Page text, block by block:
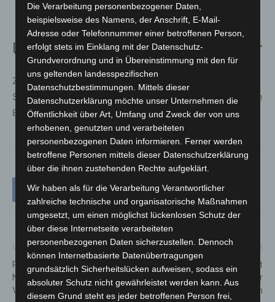
Ursache und Schaden noch unklar
Zur Brandursache und zur Höhe des entstandenen
Sachschadens machte die Feuerwehr keine Angaben. Die
Ermittlungen liegen nun bei der Polizei.
Vorheriger Artikel
Paul-Eric Stolle erhält
Niedersächsisches
Verdienstkreuz
Nächster Artikel
Stadt Langenhagen sucht
Bürgerinnen und Bürger für
neuen Imagefilm
Die Verarbeitung personenbezogener Daten,
beispielsweise des Namens, der Anschrift, E-Mail-
Adresse oder Telefonnummer einer betroffenen Person,
erfolgt stets im Einklang mit der Datenschutz-
Grundverordnung und in Übereinstimmung mit den für
uns geltenden landesspezifischen
Datenschutzbestimmungen. Mittels dieser
Datenschutzerklärung möchte unser Unternehmen die
Öffentlichkeit über Art, Umfang und Zweck der von uns
erhobenen, genutzten und verarbeiteten
personenbezogenen Daten informieren. Ferner werden
betroffene Personen mittels dieser Datenschutzerklärung
über die ihnen zustehenden Rechte aufgeklärt.
Wir haben als für die Verarbeitung Verantwortlicher
zahlreiche technische und organisatorische Maßnahmen
umgesetzt, um einen möglichst lückenlosen Schutz der
über diese Internetseite verarbeiteten
personenbezogenen Daten sicherzustellen. Dennoch
können Internetbasierte Datenübertragungen
grundsätzlich Sicherheitslücken aufweisen, sodass ein
absoluter Schutz nicht gewährleistet werden kann. Aus
diesem Grund steht es jeder betroffenen Person frei,